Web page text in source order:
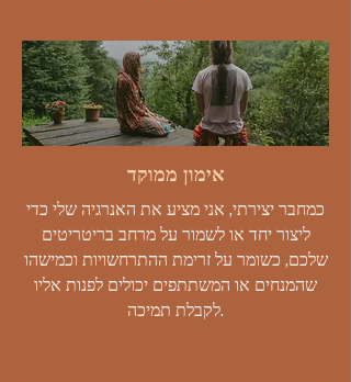
אימון ממוקד
כמחבר יצירתי, אני מציע את האנרגיה שלי כדי
ליצור יחד או לשמור על מרחב בריטריטים
שלכם, כשומר על זרימת ההתרחשויות וכמישהו
שהמנחים או המשתתפים יכולים לפנות אליו
לקבלת תמיכה.